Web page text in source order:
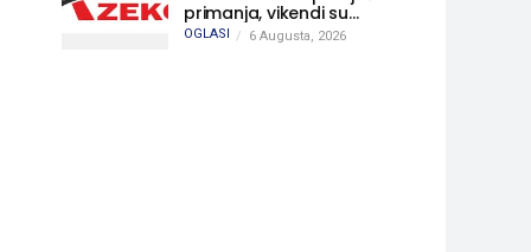
primanja, vikendi su
slobodni, traži se više
OGLASI 6 Augusta, 2026